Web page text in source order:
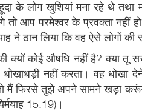
के लोग खुशियां मना रहे थे
तो आप परमेश्वर के प्रवक्ता नहीं
ने ठान लिया कि वह ऐसे लोगों की
क्यों कोई औषधि नहीं है? क्या तू
नहीं करता। वह धोखा
तो मैं फिरसे तुझे अपने सामने खड़ा
15:19)।